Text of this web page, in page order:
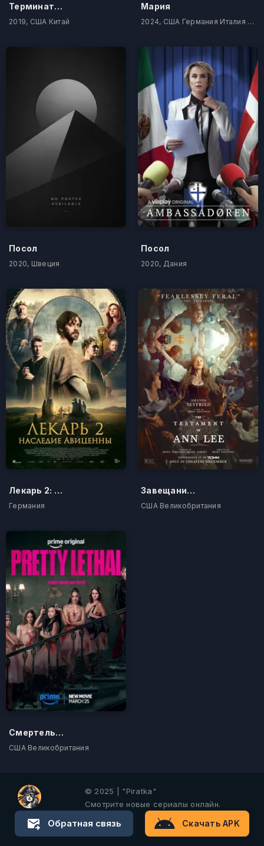
Терминатор: Темные судьбы
2019, США Китай
Мария
2024, США Германия Италия Чили
Посол
2020, Швеция
Посол
2020, Дания
Лекарь 2: Наследие Авиценны
Германия
Завещание Анны Ли
США Великобритания
Смертельно прекрасна
США Великобритания
© 2025 | "Piratka"
Смотрите новые сериалы онлайн.
Обратная связь Скачать APK